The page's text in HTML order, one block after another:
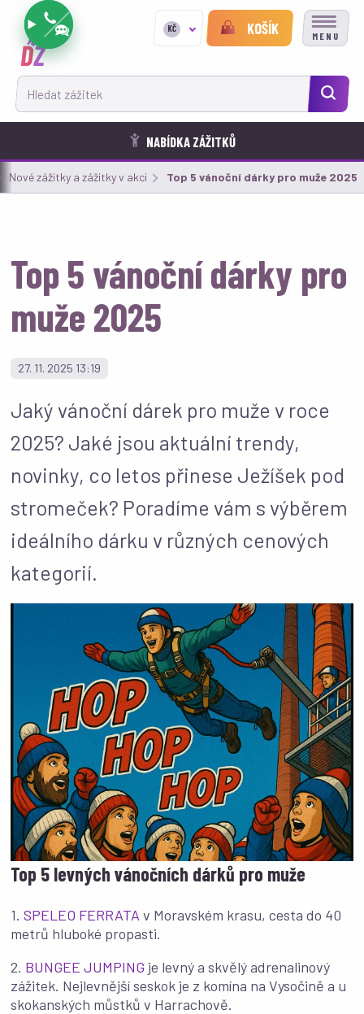
KČ KOŠÍK MENU
Hledat zážitek
NABÍDKA ZÁŽITKŮ
Nové zážitky a zážitky v akci Aktuální:
Top 5 vánoční dárky pro muže 2025
Top 5 vánoční dárky pro
muže 2025
27. 11. 2025 13:19
Jaký vánoční dárek pro muže v roce
2025? Jaké jsou aktuální trendy,
novinky, co letos přinese Ježíšek pod
stromeček? Poradíme vám s výběrem
ideálního dárku v různých cenových
kategorií.
Top 5 levných vánočních dárků pro muže
1. SPELEO FERRATA v Moravském krasu, cesta do 40
metrů hluboké propasti.
2. BUNGEE JUMPING je levný a skvělý adrenalinový
zážitek. Nejlevnější seskok je z komína na Vysočině a u
skokanských můstků v Harrachově.